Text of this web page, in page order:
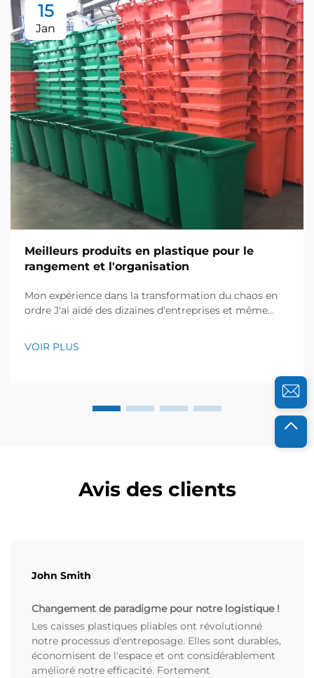
15
Jan
Meilleurs produits en plastique pour le
rangement et l'organisation
Mon expérience dans la transformation du chaos en
ordre J'ai aidé des dizaines d'entreprises et même
désordonnés peuvent être frustrants. L'année
VOIR PLUS
Avis des clients
John Smith
Changement de paradigme pour notre logistique !
Les caisses plastiques pliables ont révolutionné
notre processus d'entreposage. Elles sont durables,
économisent de l'espace et ont considérablement
amélioré notre efficacité. Fortement